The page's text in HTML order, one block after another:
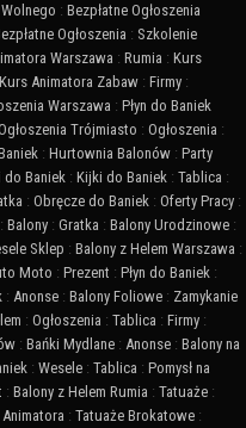
: Bezpłatne Ogłoszenia
Ogłoszenia : Szkolenie
Warszawa : Rumia : Kurs
Kurs Animatora Zabaw : Firmy :
Warszawa : Płyn do Baniek
Trójmiasto : Ogłoszenia :
: Hurtownia Balonów : Party
do Baniek : Kijki do Baniek : Tablica :
: Obręcze do Baniek : Oferty Pracy :
: Balony : Gratka : Balony Urodzinowe :
Sklep : Balony z Helem Warszawa :
Moto : Prezent : Płyn do Baniek :
: Anonse : Balony Foliowe : Zamykanie
: Ogłoszenia : Tablica : Firmy :
: Bańki Mydlane : Anonse : Balony na
: Wesele : Tablica : Pomysł na
: Balony z Helem Rumia : Tatuaże :
: Tatuaże Brokatowe :